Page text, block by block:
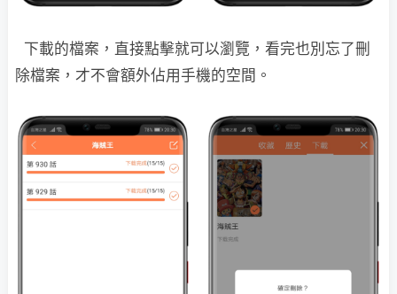
下載的檔案，直接點擊就可以瀏覽，看完也別忘了刪
除檔案，才不會額外佔用手機的空間。